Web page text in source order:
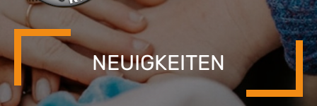
NEUIGKEITEN